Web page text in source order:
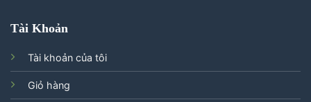
Tài Khoản
Tài khoản của tôi
Giỏ hàng